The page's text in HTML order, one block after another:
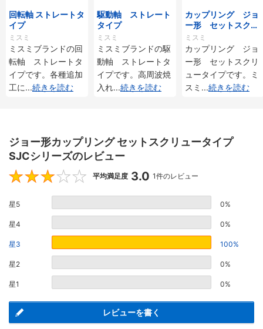
回転軸 ストレートタ
イプ
ミスミ
ミスミブランドの回
転軸 ストレートタ
イプです。各種追加
工に...続きを読む
駆動軸 ストレート
タイプ
ミスミ
ミスミブランドの駆
動軸 ストレートタ
イプです。高周波焼
入れ...続きを読む
カップリング ジョ
ー形 セットスクリ
ュータイプ
ミスミ
カップリング ジョ
ー形 セットスクリ
ュータイプです。ミ
スミ ...続きを読む
ジョー形カップリング セットスクリュータイプ
SJCシリーズのレビュー
3
平均満足度 3.0 1件のレビュー
星5 0%
星4 0%
星3 100%
星2 0%
星1 0%
レビューを書く